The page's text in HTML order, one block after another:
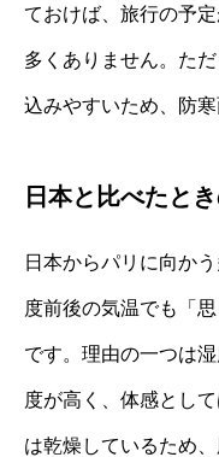
ておけば、旅行の予
多くありません。た
込みやすいため、防
日本と比べたと
日本からパリに向か
度前後の気温でも「
です。理由の一つは
度が高く、体感とし
は乾燥しているため